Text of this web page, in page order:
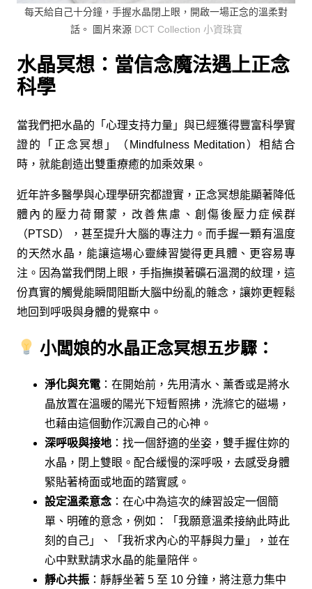
每天給自己十分鐘，手握水晶閉上眼，開啟一場正念的溫柔對
話。 圖片來源 DCT Collection 小資珠寶
水晶冥想：當信念魔法遇上正念
科學
當我們把水晶的「心理支持力量」與已經獲得豐富科學實
證的「正念冥想」（Mindfulness Meditation）相結合
時，就能創造出雙重療癒的加乘效果。
近年許多醫學與心理學研究都證實，正念冥想能顯著降低
體內的壓力荷爾蒙，改善焦慮、創傷後壓力症候群
（PTSD），甚至提升大腦的專注力。而手握一顆有溫度
的天然水晶，能讓這場心靈練習變得更具體、更容易專
注。因為當我們閉上眼，手指撫摸著礦石溫潤的紋理，這
份真實的觸覺能瞬間阻斷大腦中纷亂的雜念，讓妳更輕鬆
地回到呼吸與身體的覺察中。
小闆娘的水晶正念冥想五步驟：
淨化與充電 ：在開始前，先用清水、薰香或是將水
晶放置在溫暖的陽光下短暫照拂，洗滌它的磁場，
也藉由這個動作沉澱自己的心神。
深呼吸與接地 ：找一個舒適的坐姿，雙手握住妳的
水晶，閉上雙眼。配合緩慢的深呼吸，去感受身體
緊貼著椅面或地面的踏實感。
設定溫柔意念：在心中為這次的練習設定一個簡
單、明確的意念，例如：「我願意溫柔接納此時此
刻的自己」、「我祈求內心的平靜與力量」，並在
心中默默請求水晶的能量陪伴。
靜心共振 ：靜靜坐著 5 至 10 分鐘，將注意力集中